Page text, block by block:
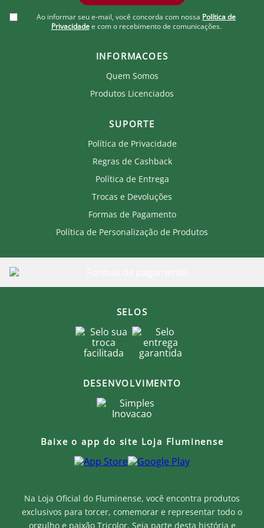
Ao informar seu e-mail, você concorda com nossa Política de
Privacidade e com o recebimento de comunicações.
Na Loja Oficial do Fluminense, você encontra produtos
exclusivos para torcer, comemorar e representar todo o
orgulho e paixão Tricolor. Seja parte desta história e
INFORMACOES
Quem Somos
Produtos Licenciados
SUPORTE
Política de Privacidade
Regras de Cashback
Política de Entrega
Trocas e Devoluções
Formas de Pagamento
Política de Personalização de Produtos
SELOS
DESENVOLVIMENTO
Baixe o app do site Loja Fluminense